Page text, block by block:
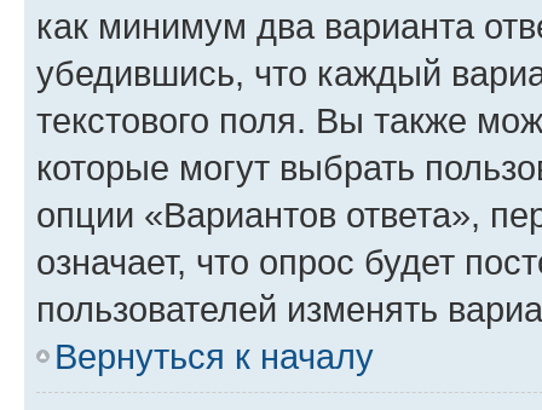
как минимум два варианта
убедившись, что каждый
текстового поля. Вы также
которые могут выбрать
опции «Вариантов ответа»,
означает, что опрос будет
пользователей изменять
Вернуться к началу